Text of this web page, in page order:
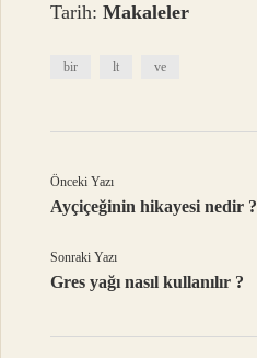
Tarih:Makaleler
bir lt ve
Önceki Yazı
Ayçiçeğinin hikayesi nedir ?
Sonraki Yazı
Gres yağı nasıl kullanılır ?